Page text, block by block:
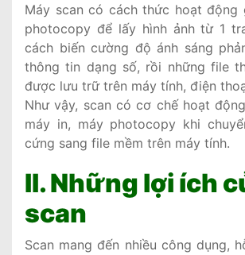
Máy scan có cách thức hoạt động
photocopy để lấy hình ảnh từ 1
cách biến cường độ ánh sáng
thông tin dạng số, rồi những file
được lưu trữ trên máy tính, điện
Như vậy, scan có cơ chế hoạt
máy in, máy photocopy khi
cứng sang file mềm trên máy tính.
II. Những lợi ích
scan
Scan mang đến nhiều công dụng,